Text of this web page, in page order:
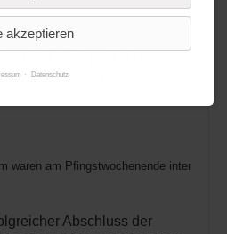
und Gepsom
der
waren am Pfingstwochenende
Abschluss der
akzeptieren
Datenschutz